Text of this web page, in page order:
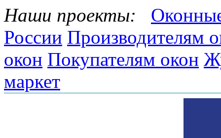
Наши проекты:
России Производителям
окон Покупателям окон
маркет